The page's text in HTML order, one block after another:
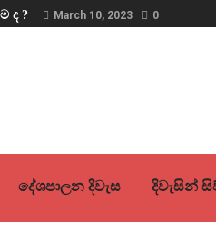
ද ? March 10, 2023 0
දේශපාලන දිවැස දිවැසින්